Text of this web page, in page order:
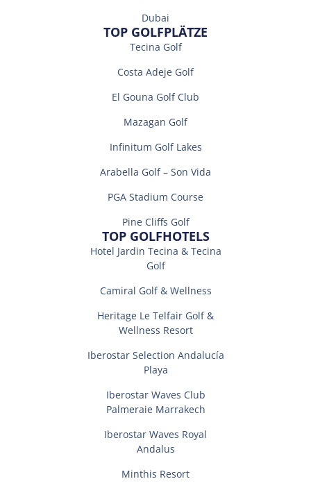
Dubai
TOP GOLFPLÄTZE
Tecina Golf
Costa Adeje Golf
El Gouna Golf Club
Mazagan Golf
Infinitum Golf Lakes
Arabella Golf – Son Vida
PGA Stadium Course
Pine Cliffs Golf
TOP GOLFHOTELS
Hotel Jardin Tecina & Tecina
Golf
Camiral Golf & Wellness
Heritage Le Telfair Golf &
Wellness Resort
Iberostar Selection Andalucí­a
Playa
Iberostar Waves Club
Palmeraie Marrakech
Iberostar Waves Royal
Andalus
Minthis Resort